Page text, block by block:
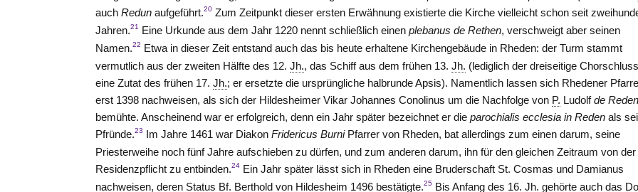
auchRedun aufgeführt.20 Zum Zeitpunkt dieser ersten Erwähnung existierte die Kirche vielleicht schon seit
Jahren.21 Eine Urkunde aus dem Jahr 1220 nennt schließlich einenplebanus de Rethen, verschweigt aber seinen
Namen.22 Etwa in dieser Zeit entstand auch das bis heute erhaltene Kirchengebäude in Rheden: der Turm stammt
vermutlich aus der zweiten Hälfte des 12.Jh., das Schiff aus dem frühen 13.Jh. (lediglich der dreiseitige
eine Zutat des frühen 17.Jh.; er ersetzte die ursprüngliche halbrunde Apsis). Namentlich lassen sich Rhedener
erst 1398 nachweisen, als sich der Hildesheimer Vikar Johannes Conolinus um die Nachfolge von P. Ludolfde Reden
bemühte. Anscheinend war er erfolgreich, denn ein Jahr später bezeichnet er dieparochialis ecclesia in Redenals
Pfründe.23 Im Jahre 1461 war DiakonFridericus BurniPfarrervon Rheden, bat allerdings zum einen darum, seine
Priesterweihe noch fünf Jahre aufschieben zu dürfen, und zum anderen darum, ihn für den gleichen Zeitraum von der
Residenzpflicht zu entbinden.24 Ein Jahr später lässt sich in Rheden eine Bruderschaft St. Cosmas und Damianus
nachweisen, deren Status Bf. Bertholdvon Hildesheim 1496 bestätigte.25 Bis Anfang des 16.Jh. gehörte auch das